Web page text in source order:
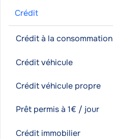
Crédit
Crédit à la consommation
Crédit véhicule
Crédit véhicule propre
Prêt permis à 1€ / jour
Crédit immobilier